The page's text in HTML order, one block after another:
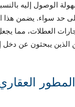
الوصول إليه
حد سواء. يضمن هذا
العطلات، مما
الذين يبحثون عن دخل